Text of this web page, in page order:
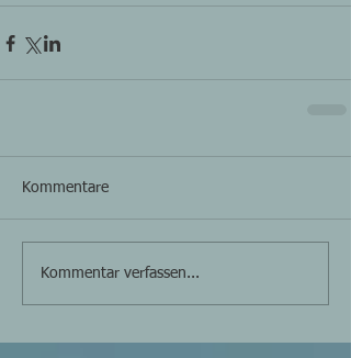
Kommentare
Kommentar verfassen...